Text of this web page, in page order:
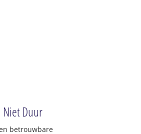
Duur
betrouwbare